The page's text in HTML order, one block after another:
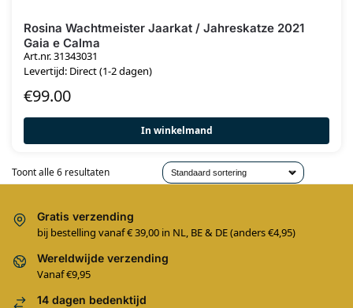
Rosina Wachtmeister Jaarkat / Jahreskatze 2021
Gaia e Calma
Art.nr. 31343031
Levertijd: Direct (1-2 dagen)
€99.00
In winkelmand
Toont alle 6 resultaten
Gratis verzending
bij bestelling vanaf € 39,00 in NL, BE & DE (anders €4,95)
Wereldwijde verzending
Vanaf €9,95
14 dagen bedenktijd